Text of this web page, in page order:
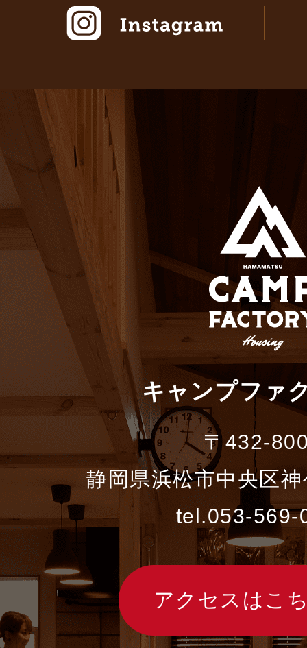
キャンプファ
〒432-
静岡県浜松市中央区
tel.053-569-
アクセスはこ